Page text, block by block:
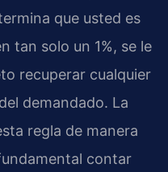
que usted es
tan solo un 1%, se le
recuperar cualquier
demandado. La
regla de manera
contar